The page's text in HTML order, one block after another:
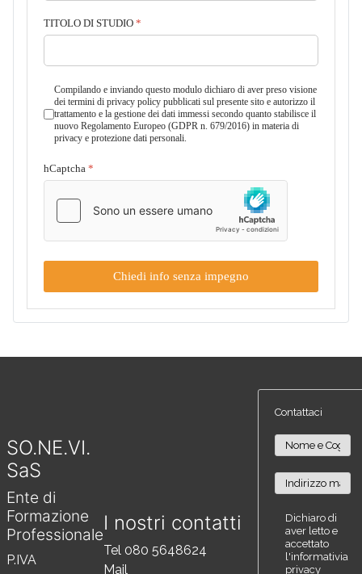
TITOLO DI STUDIO *
Compilando e inviando questo modulo dichiaro di aver preso visione
dei termini di privacy policy pubblicati sul presente sito e autorizzo il
trattamento e la gestione dei dati immessi secondo quanto stabilisce il
nuovo Regolamento Europeo (GDPR n. 679/2016) in materia di
privacy e protezione dati personali.
hCaptcha *
Chiedi info senza impegno
SO.NE.VI.
SaS
Ente di
Formazione
Professionale
P.IVA
I nostri contatti
Tel 080 5648624
Mail
Contattaci
Dichiaro di
aver letto e
accettato
l'informativia
privacy